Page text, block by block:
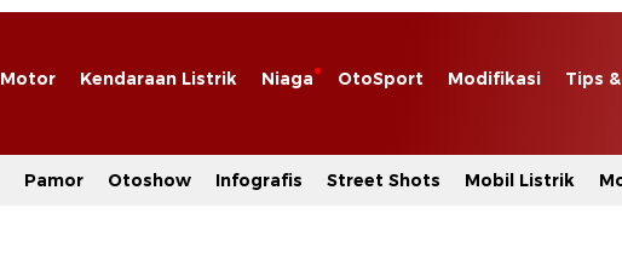
Motor Kendaraan Listrik Niaga OtoSport Modifikasi Tips
Pamor Otoshow Infografis Street Shots Mobil Listrik